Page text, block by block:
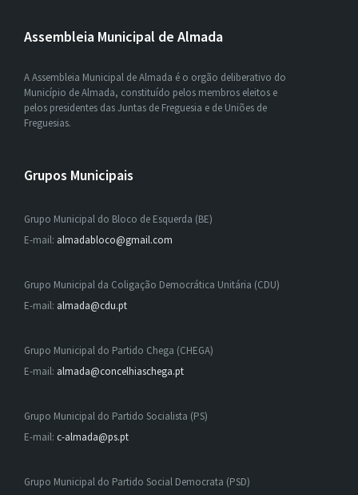
Assembleia Municipal de Almada
A Assembleia Municipal de Almada é o orgão deliberativo do
Município de Almada, constituído pelos membros eleitos e
pelos presidentes das Juntas de Freguesia e de Uniões de
Freguesias.
Grupos Municipais
Grupo Municipal do Bloco de Esquerda (BE)
E-mail: almadabloco@gmail.com
Grupo Municipal da Coligação Democrática Unitária (CDU)
E-mail: almada@cdu.pt
Grupo Municipal do Partido Chega (CHEGA)
E-mail: almada@concelhiaschega.pt
Grupo Municipal do Partido Socialista (PS)
E-mail: c-almada@ps.pt
Grupo Municipal do Partido Social Democrata (PSD)